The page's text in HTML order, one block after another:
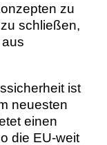
zu
schließen,
ist
neuesten
einen
die EU-weit